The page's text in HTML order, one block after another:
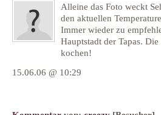
Alleine das Foto weckt
den aktuellen
Immer wieder zu
Hauptstadt der Tapas.
kochen!
15.06.06 @ 10:29